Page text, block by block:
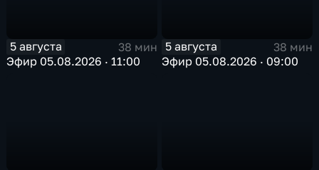
5 августа
38 мин
Эфир 05.08.2026 · 11:00
5 августа
38 мин
Эфир 05.08.2026 · 09:00